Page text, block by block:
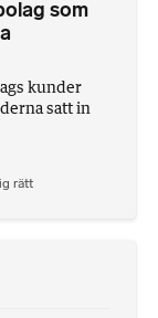
som
kunder
satt in
rätt